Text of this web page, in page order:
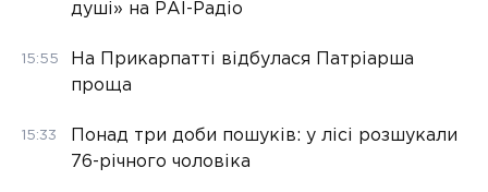
душі» на РАІ-Радіо
15:55
На Прикарпатті відбулася Патріарша
проща
15:33
Понад три доби пошуків: у лісі розшукали
76-річного чоловіка